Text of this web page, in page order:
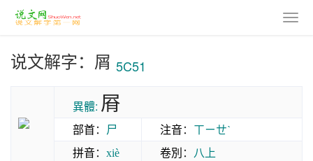
说文解字：屑 5C51
異體: 㞕
部首： 尸 注音： ㄒㄧㄝˋ
拼音： xiè 卷別： 八上